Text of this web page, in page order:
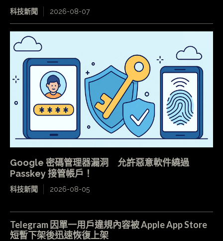
科技新聞 2026-08-07
Google 密碼管理器漏洞 允許惡意軟件繞過
Passkey 接管帳戶！
科技新聞 2026-08-05
Telegram 因單一用戶違規內容被 Apple App Store
短暫下架後迅速恢復上架